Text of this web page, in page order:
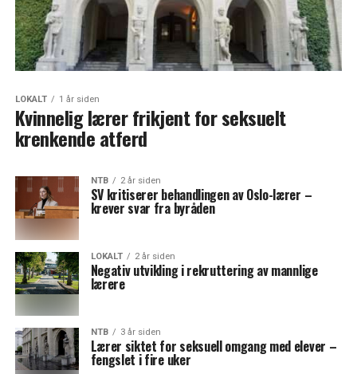
LOKALT 1 år siden
Kvinnelig lærer frikjent for seksuelt
krenkende atferd
NTB 2 år siden
SV kritiserer behandlingen av Oslo-lærer –
krever svar fra byråden
LOKALT 2 år siden
Negativ utvikling i rekruttering av mannlige
lærere
NTB 3 år siden
Lærer siktet for seksuell omgang med elever –
fengslet i fire uker